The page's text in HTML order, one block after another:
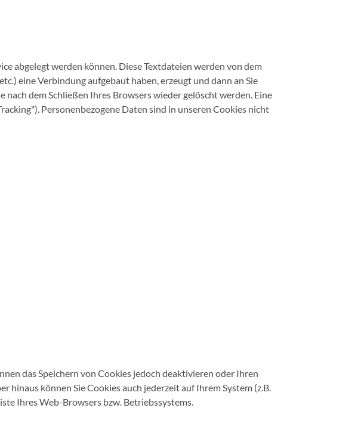
abgelegt werden können. Diese Textdateien werden von dem
eine Verbindung aufgebaut haben, erzeugt und dann an Sie
dem Schließen Ihres Browsers wieder gelöscht werden. Eine
Personenbezogene Daten sind in unseren Cookies nicht
das Speichern von Cookies jedoch deaktivieren oder Ihren
hinaus können Sie Cookies auch jederzeit auf Ihrem System (z.B.
Ihres Web-Browsers bzw. Betriebssystems.